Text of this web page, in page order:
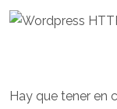
Hay que tener en